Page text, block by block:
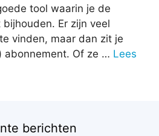
tool waarin je de
Er zijn veel
vinden, maar dan zit je
abonnement. Of ze … Lees
berichten